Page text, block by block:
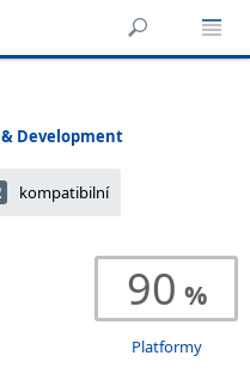
Development
kompatibilní
90
Platformy